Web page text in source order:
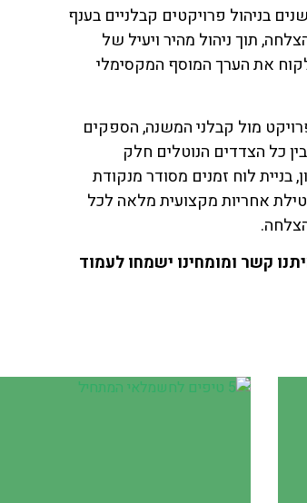
בניהול פרויקטים קבלניים בענף
תוך ניהול מהיר ויעיל של
את הערך המוסף המקסימלי
מול קבלני המשנה, הספקים
כל הצדדים הנוטלים חלק
בניית לוח זמנים מסודר מנקודת
אחריות מקצועית מלאה לכל
קשר ומומחינו ישמחו לעמוד